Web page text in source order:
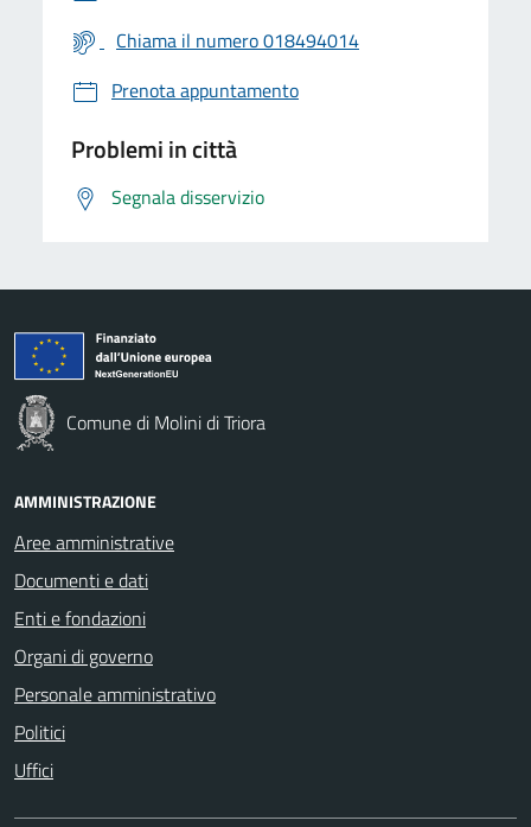
Chiama il numero 018494014
Prenota appuntamento
Problemi in città
Segnala disservizio
Comune di Molini di Triora
AMMINISTRAZIONE
Aree amministrative
Documenti e dati
Enti e fondazioni
Organi di governo
Personale amministrativo
Politici
Uffici